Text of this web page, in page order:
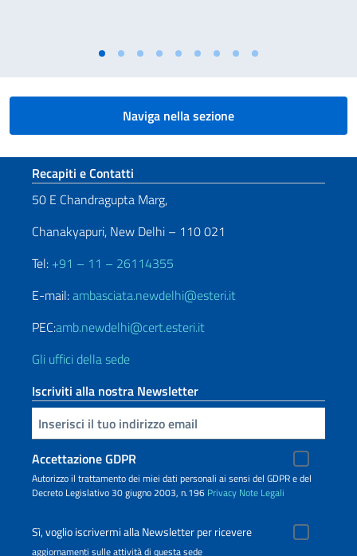
Naviga nella sezione
Sezione footer
Recapiti e Contatti
50 E Chandragupta Marg,
Chanakyapuri, New Delhi – 110 021
Tel: +91 – 11 – 26114355
E-mail:ambasciata.newdelhi@esteri.it
PEC:amb.newdelhi@cert.esteri.it
Gli uffici della sede
Iscriviti alla nostra Newsletter
Inserisci la tua email
Accettazione GDPR
Autorizzo il trattamento dei miei dati personali ai sensi del GDPR e del
Decreto Legislativo 30 giugno 2003, n.196 Privacy Note Legali
Sì, voglio iscrivermi alla Newsletter per ricevere
aggiornamenti sulle attività di questa sede